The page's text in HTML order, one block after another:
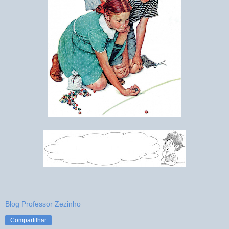
Blog Professor Zezinho
Compartilhar